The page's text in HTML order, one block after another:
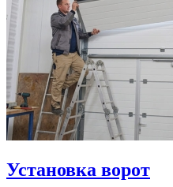
Установка ворот